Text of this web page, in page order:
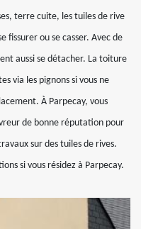
terre cuite, les tuiles de rive
fissurer ou se casser. Avec de
aussi se détacher. La toiture
via les pignons si vous ne
À Parpecay, vous
de bonne réputation pour
sur des tuiles de rives.
si vous résidez à Parpecay.